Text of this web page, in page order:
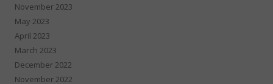
November 2023
May 2023
April 2023
March 2023
December 2022
November 2022